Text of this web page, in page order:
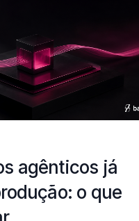
agênticos já
o que